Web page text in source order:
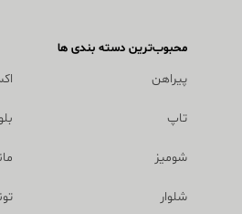
محبوب‌ترین دسته بندی ها
پیراهن
تاپ
شومیز
شلوار